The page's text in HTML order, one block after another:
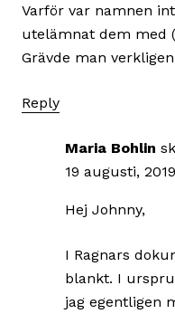
Varför var namnen
utelämnat dem med
Grävde man
Reply
Maria Bohlin
19 augusti,
Hej Johnny,
I Ragnars
blankt. I
jag egentligen